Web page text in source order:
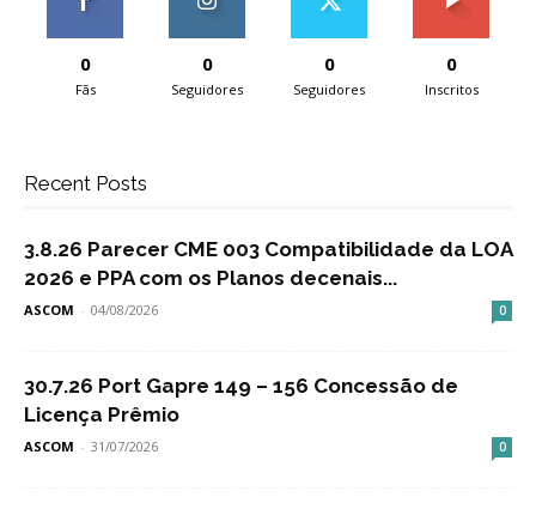
0
Fãs
0
Seguidores
0
Seguidores
0
Inscritos
Recent Posts
3.8.26 Parecer CME 003 Compatibilidade da LOA
2026 e PPA com os Planos decenais...
ASCOM - 04/08/2026 0
30.7.26 Port Gapre 149 – 156 Concessão de
Licença Prêmio
ASCOM - 31/07/2026 0